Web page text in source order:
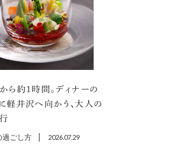
ら約1時間。ディナーの
軽井沢へ向かう、大人の
過ごし方 2026.07.29